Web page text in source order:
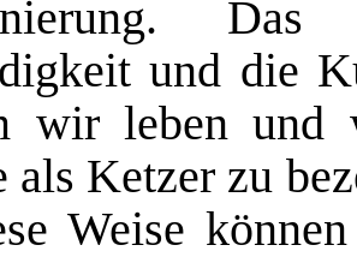
und die
wir leben und
als Ketzer zu
Weise